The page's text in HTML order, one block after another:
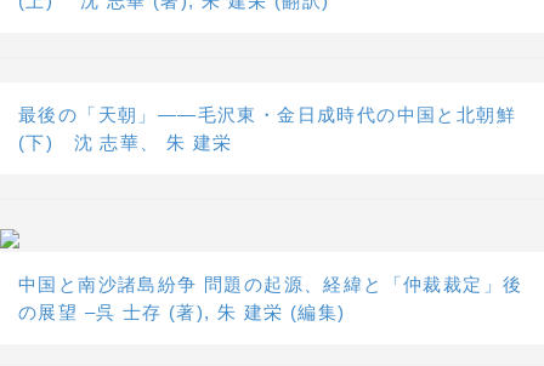
最後の「天朝」――毛沢東・金日成時代の中国と北朝鮮
(下) 沈 志華、 朱 建栄
中国と南沙諸島紛争 問題の起源、経緯と「仲裁裁定」後
の展望 –呉 士存 (著), 朱 建栄 (編集)